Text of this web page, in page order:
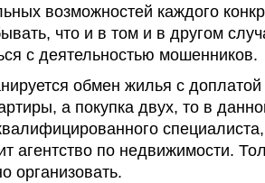
возможностей каждого
что и в том и в другом
с деятельностью мошенников.
обмен жилья с
а покупка двух, то в
специалиста,
агентство по недвижимости.
организовать.